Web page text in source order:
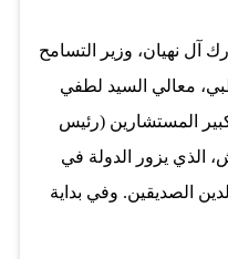
وتقديم خبراتهم
وتشجيعهم على
أنشطة الأسبوع
الوطن، والتي تُنظم تحت
الفعاليات على القيم
آل نهيان، وزير التسامح
معالي السيد لطفي
المستشارين (رئيس
الذي يزور الدولة في
الصديقين. وفي بداية